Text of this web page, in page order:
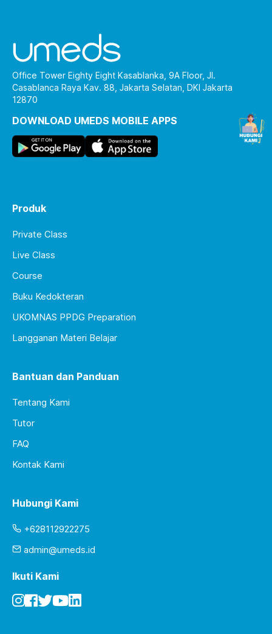
Office Tower Eighty Eight Kasablanka, 9A Floor, Jl.
Casablanca Raya Kav. 88, Jakarta Selatan, DKI Jakarta
12870
DOWNLOAD UMEDS MOBILE APPS
Produk
Private Class
Live Class
Course
Buku Kedokteran
UKOMNAS PPDG Preparation
Langganan Materi Belajar
Bantuan dan Panduan
Tentang Kami
Tutor
FAQ
Kontak Kami
Hubungi Kami
+628112922275
admin@umeds.id
Ikuti Kami